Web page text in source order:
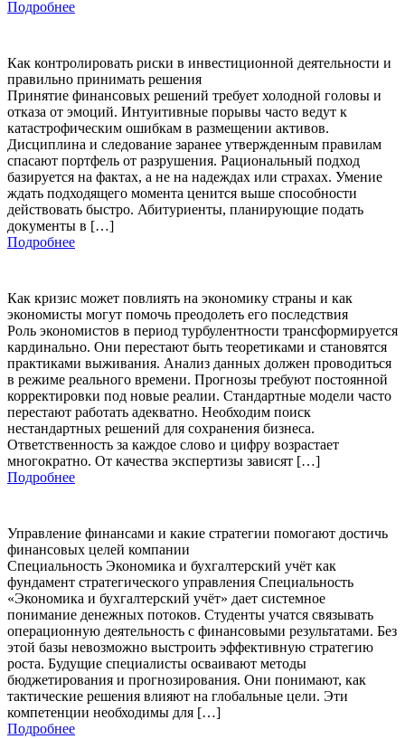
Подробнее
Как контролировать риски в инвестиционной деятельности и
правильно принимать решения
Принятие финансовых решений требует холодной головы и
отказа от эмоций. Интуитивные порывы часто ведут к
катастрофическим ошибкам в размещении активов.
Дисциплина и следование заранее утвержденным правилам
спасают портфель от разрушения. Рациональный подход
базируется на фактах, а не на надеждах или страхах. Умение
ждать подходящего момента ценится выше способности
действовать быстро. Абитуриенты, планирующие подать
документы в […]
Подробнее
Как кризис может повлиять на экономику страны и как
экономисты могут помочь преодолеть его последствия
Роль экономистов в период турбулентности трансформируется
кардинально. Они перестают быть теоретиками и становятся
практиками выживания. Анализ данных должен проводиться
в режиме реального времени. Прогнозы требуют постоянной
корректировки под новые реалии. Стандартные модели часто
перестают работать адекватно. Необходим поиск
нестандартных решений для сохранения бизнеса.
Ответственность за каждое слово и цифру возрастает
многократно. От качества экспертизы зависят […]
Подробнее
Управление финансами и какие стратегии помогают достичь
финансовых целей компании
Специальность Экономика и бухгалтерский учёт как
фундамент стратегического управления Специальность
«Экономика и бухгалтерский учёт» дает системное
понимание денежных потоков. Студенты учатся связывать
операционную деятельность с финансовыми результатами. Без
этой базы невозможно выстроить эффективную стратегию
роста. Будущие специалисты осваивают методы
бюджетирования и прогнозирования. Они понимают, как
тактические решения влияют на глобальные цели. Эти
компетенции необходимы для […]
Подробнее